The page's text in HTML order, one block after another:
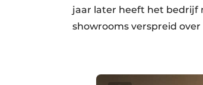
jaar later heeft het bedrijf
showrooms verspreid